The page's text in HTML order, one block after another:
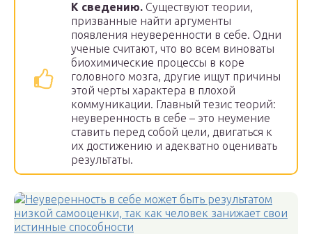
К сведению. Существуют теории,
призванные найти аргументы
появления неуверенности в себе. Одни
ученые считают, что во всем виноваты
биохимические процессы в коре
головного мозга, другие ищут причины
этой черты характера в плохой
коммуникации. Главный тезис теорий:
неуверенность в себе – это неумение
ставить перед собой цели, двигаться к
их достижению и адекватно оценивать
результаты.